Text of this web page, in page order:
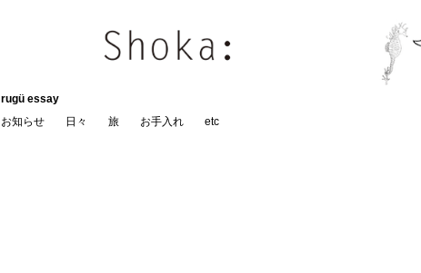
rugü essay
お知らせ
日々 旅 お手入れ etc